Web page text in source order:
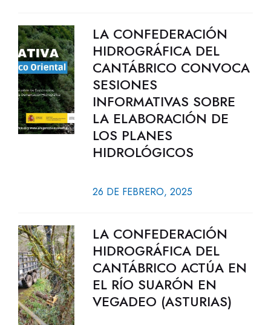
LA CONFEDERACIÓN
HIDROGRÁFICA DEL
CANTÁBRICO CONVOCA
SESIONES
INFORMATIVAS SOBRE
LA ELABORACIÓN DE
LOS PLANES
HIDROLÓGICOS
26 DE FEBRERO, 2025
LA CONFEDERACIÓN
HIDROGRÁFICA DEL
CANTÁBRICO ACTÚA EN
EL RÍO SUARÓN EN
VEGADEO (ASTURIAS)